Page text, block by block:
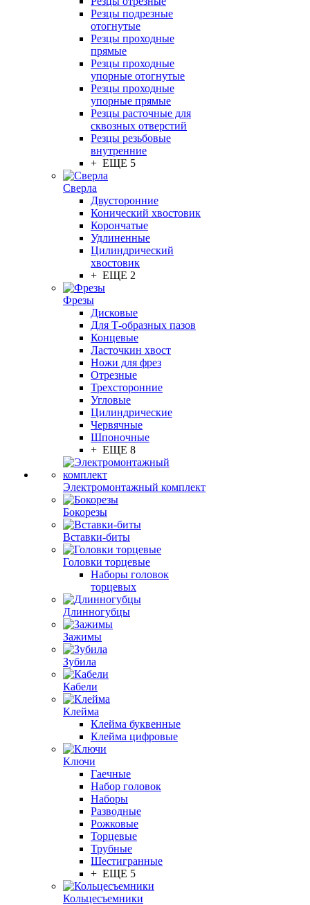
Резцы подрезные
отогнутые
Резцы проходные
прямые
Резцы проходные
упорные отогнутые
Резцы проходные
упорные прямые
Резцы расточные для
сквозных отверстий
Резцы резьбовые
внутренние
+ ЕЩЕ 5
Сверла
Двусторонние
Конический хвостовик
Корончатые
Удлиненные
Цилиндрический
хвостовик
+ ЕЩЕ 2
Фрезы
Дисковые
Для Т-образных пазов
Концевые
Ласточкин хвост
Ножи для фрез
Отрезные
Трехсторонние
Угловые
Цилиндрические
Червячные
Шпоночные
+ ЕЩЕ 8
Электромонтажный комплект
Бокорезы
Вставки-биты
Головки торцевые
Наборы головок
торцевых
Длинногубцы
Зажимы
Зубила
Кабели
Клейма
Клейма буквенные
Клейма цифровые
Ключи
Гаечные
Набор головок
Наборы
Разводные
Рожковые
Торцевые
Трубные
Шестигранные
+ ЕЩЕ 5
Кольцесъемники